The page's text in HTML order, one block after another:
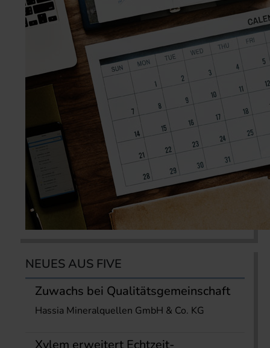
NEUES AUS FIVE
Zuwachs bei Qualitätsgemeinschaft
Hassia Mineralquellen GmbH & Co. KG